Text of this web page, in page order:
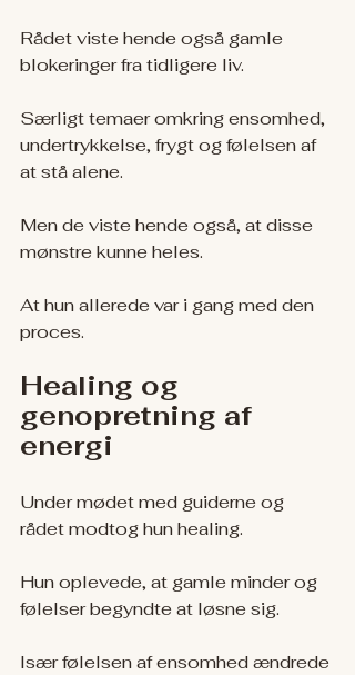
Rådet viste hende også gamle
blokeringer fra tidligere liv.
Særligt temaer omkring ensomhed,
undertrykkelse, frygt og følelsen af
at stå alene.
Men de viste hende også, at disse
mønstre kunne heles.
At hun allerede var i gang med den
proces.
Healing og
genopretning af
energi
Under mødet med guiderne og
rådet modtog hun healing.
Hun oplevede, at gamle minder og
følelser begyndte at løsne sig.
Især følelsen af ensomhed ændrede